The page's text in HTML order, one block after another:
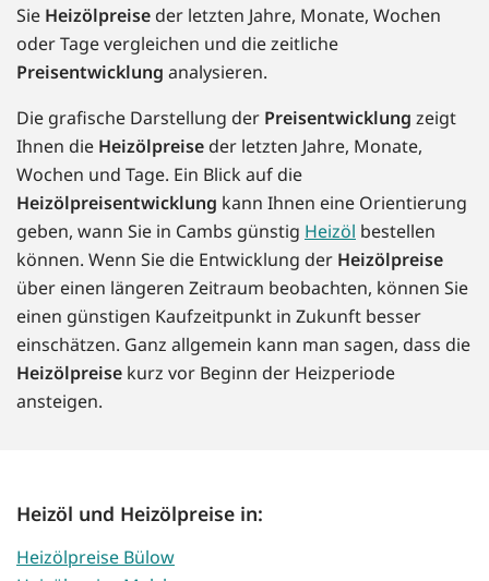
Sie Heizölpreise der letzten Jahre, Monate, Wochen
oder Tage vergleichen und die zeitliche
Preisentwicklung analysieren.
Die grafische Darstellung der Preisentwicklung zeigt
Ihnen die Heizölpreise der letzten Jahre, Monate,
Wochen und Tage. Ein Blick auf die
Heizölpreisentwicklung kann Ihnen eine Orientierung
geben, wann Sie in Cambs günstig Heizöl bestellen
können. Wenn Sie die Entwicklung der Heizölpreise
über einen längeren Zeitraum beobachten, können Sie
einen günstigen Kaufzeitpunkt in Zukunft besser
einschätzen. Ganz allgemein kann man sagen, dass die
Heizölpreise kurz vor Beginn der Heizperiode
ansteigen.
Heizöl und Heizölpreise in:
Heizölpreise Bülow